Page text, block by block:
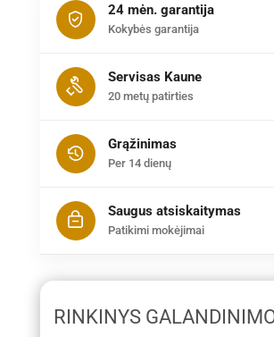
24 mėn. garantija
Kokybės garantija
Servisas Kaune
20 metų patirties
Grąžinimas
Per 14 dienų
Saugus atsiskaitymas
Patikimi mokėjimai
RINKINYS